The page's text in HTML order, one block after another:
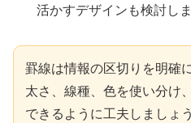
活かすデザインも検討しま
罫線は情報の区切りを明確
太さ、線種、色を使い分け
できるように工夫しましょう